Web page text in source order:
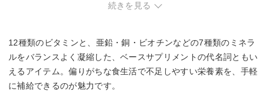
100粒入り(50日分目安)、200粒入り(100日分目安)
1日2粒目安
続きを見る
12種類のビタミンと、亜鉛・銅・ビオチンなどの7種類のミネラ
ルをバランスよく凝縮した、ベースサプリメントの代名詞ともい
えるアイテム。偏りがちな食生活で不足しやすい栄養素を、手軽
に補給できるのが魅力です。